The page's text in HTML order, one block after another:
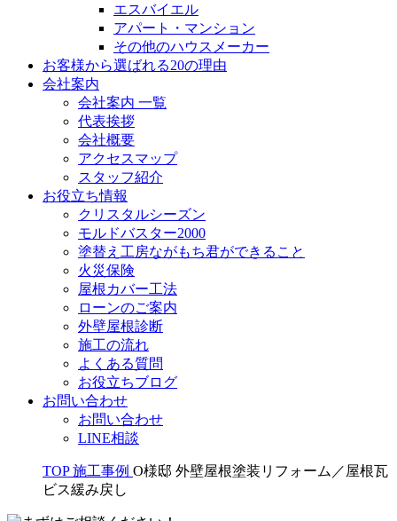
エスバイエル
アパート・マンション
その他のハウスメーカー
お客様から選ばれる20の理由
会社案内
会社案内 一覧
代表挨拶
会社概要
アクセスマップ
スタッフ紹介
お役立ち情報
クリスタルシーズン
モルドバスター2000
塗替え工房ながもち君ができること
火災保険
屋根カバー工法
ローンのご案内
外壁屋根診断
施工の流れ
よくある質問
お役立ちブログ
お問い合わせ
お問い合わせ
LINE相談
TOP 施工事例 O様邸 外壁屋根塗装リフォーム／屋根瓦
ビス緩み戻し